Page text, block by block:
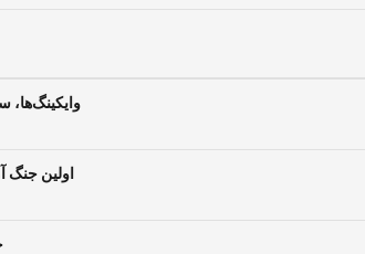
اولین جنگ